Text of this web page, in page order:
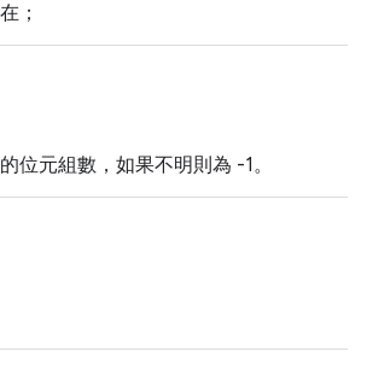
；
位元組數，如果不明則為 -1。